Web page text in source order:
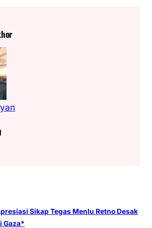
Sikap Tegas Menlu Retno Desak
Gaza*